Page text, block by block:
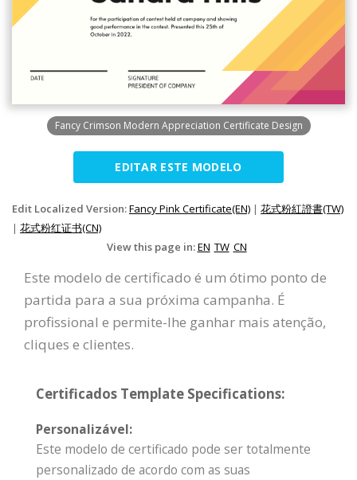
Fancy Crimson Modern Appreciation Certificate Design
EDITAR ESTE MODELO
Edit Localized Version:Fancy Pink Certificate(EN) | 花式粉紅證書(TW)
| 花式粉红证书(CN)
View this page in:EN TW CN
Este modelo de certificado é um ótimo ponto de
partida para a sua próxima campanha. É
profissional e permite-lhe ganhar mais atenção,
cliques e clientes.
Certificados Template Specifications:
Personalizável:
Este modelo de certificado pode ser totalmente
personalizado de acordo com as suas